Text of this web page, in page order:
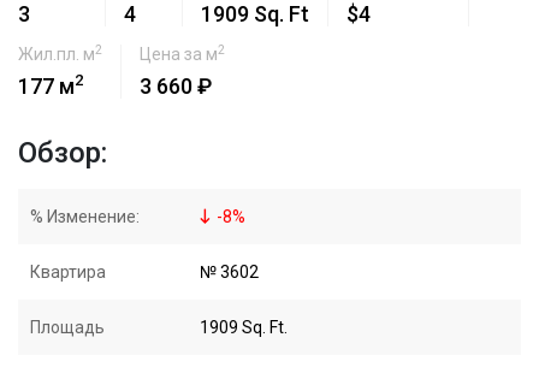
3 4 1909 Sq. Ft $4
Жил.пл. м2
177 м2
Цена за м2
3 660 ₽
Обзор:
% Изменение: -8%
Квартира № 3602
Площадь 1909 Sq. Ft.